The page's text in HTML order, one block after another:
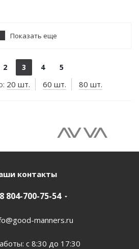
Показать еще
2 3 4 5
20 шт. 60 шт. 80 шт.
контакты
8 804-700-75-54
manners.ru
с 8:30 до 17:30